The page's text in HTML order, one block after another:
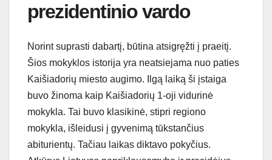
prezidentinio vardo
Norint suprasti dabartį, būtina atsigręžti į praeitį.
Šios mokyklos istorija yra neatsiejama nuo paties
Kaišiadorių miesto augimo. Ilgą laiką ši įstaiga
buvo žinoma kaip Kaišiadorių 1-oji vidurinė
mokykla. Tai buvo klasikinė, stipri regiono
mokykla, išleidusi į gyvenimą tūkstančius
abiturientų. Tačiau laikas diktavo pokyčius.